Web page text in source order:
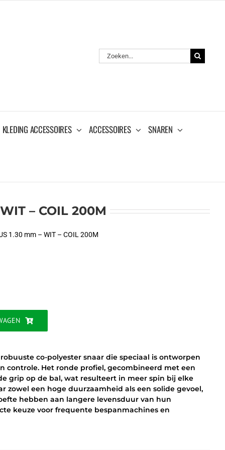
Zoeken
naar:
KLEDING ACCESSOIRES ACCESSOIRES SNAREN
– COIL 200M
1.30 mm – WIT – COIL 200M
co-polyester snaar die speciaal is ontworpen
controle. Het ronde profiel, gecombineerd met een
grip op de bal, wat resulteert in meer spin bij elke
zowel een hoge duurzaamheid als een solide gevoel,
hebben aan langere levensduur van hun
keuze voor frequente bespanmachines en